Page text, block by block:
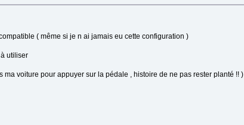
( même si je n ai jamais eu cette configuration )
utiliser
voiture pour appuyer sur la pédale , histoire de ne pas rester planté !! )